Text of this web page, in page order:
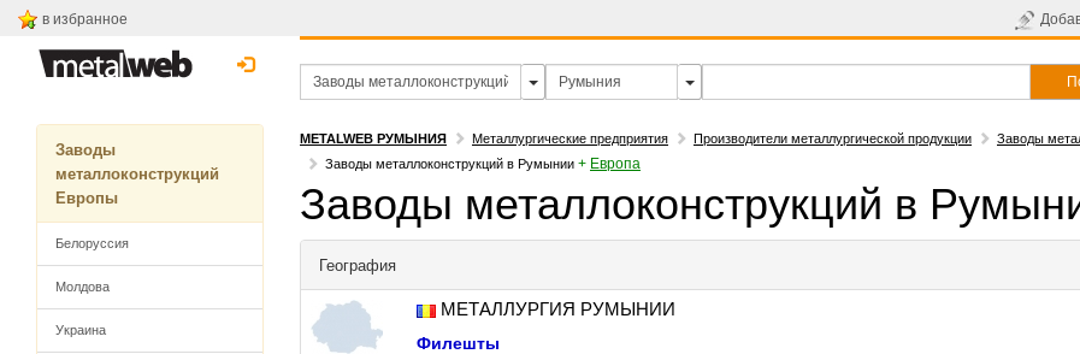
в избранное
Заводы
металлоконструкций
Европы
Белоруссия
Молдова
Украина
METALWEB РУМЫНИЯ Металлургические предприятия Производители металлургической продукции
Заводы
Заводы металлоконструкций в Румынии + Европа
Заводы металлоконструкций в
География
МЕТАЛЛУРГИЯ РУМЫНИИ
Филешты